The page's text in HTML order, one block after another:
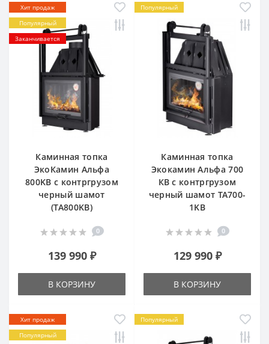
Хит продаж
Популярный
Заканчивается
Каминная топка
ЭкоКамин Альфа
800KB с контргрузом
черный шамот
(TA800KB)
0
139 990 ₽
В КОРЗИНУ
Популярный
Каминная топка
Экокамин Альфа 700
КВ с контргрузом
черный шамот TA700-
1KB
0
129 990 ₽
В КОРЗИНУ
Хит продаж
Популярный
Популярный